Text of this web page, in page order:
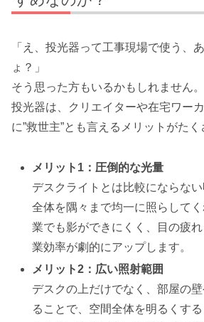
「え、投光器って工事現場で使う、
ょ？」
そう思った方もいるかもしれません
投光器は、クリエイターや在宅ワー
に”救世主”とも言えるメリットがたく
メリット1：圧倒的な光量
デスクライトとは比較にならな
全体を隅々まで均一に照らして
業でも影ができにくく、目の疲
業効率が劇的にアップします。
メリット2：広い照射範囲
デスクの上だけでなく、部屋の
ることで、空間全体を明るくす